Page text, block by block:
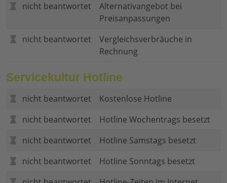
nicht beantwortet
Alternativangebot bei
Preisanpassungen
nicht beantwortet
Vergleichsverbräuche in
Rechnung
Servicekultur Hotline
nicht beantwortet
Kostenlose Hotline
nicht beantwortet
Hotline Wochentrags besetzt
nicht beantwortet
Hotline Samstags besetzt
nicht beantwortet
Hotline Sonntags besetzt